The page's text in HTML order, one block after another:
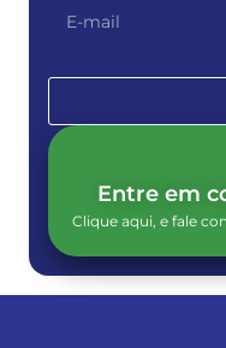
Entre em
Clique aqui, e fale